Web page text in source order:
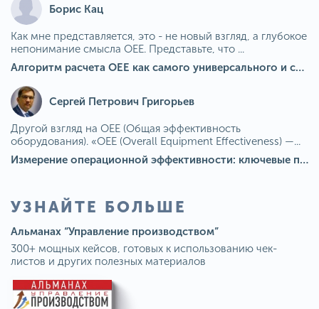
Борис Кац
Как мне представляется, это - не новый взгляд, а глубокое
непонимание смысла OEE. Представьте, что ...
Алгоритм расчета ОЕЕ как самого универсального и современного показателя эффективности оборудования в мире
Сергей Петрович Григорьев
Другой взгляд на OEE (Общая эффективность
оборудования). «OEE (Overall Equipment Effectiveness) —...
Измерение операционной эффективности: ключевые показатели для непрерывного совершенствования
УЗНАЙТЕ БОЛЬШЕ
Альманах “Управление производством”
300+ мощных кейсов, готовых к использованию чек-
листов и других полезных материалов